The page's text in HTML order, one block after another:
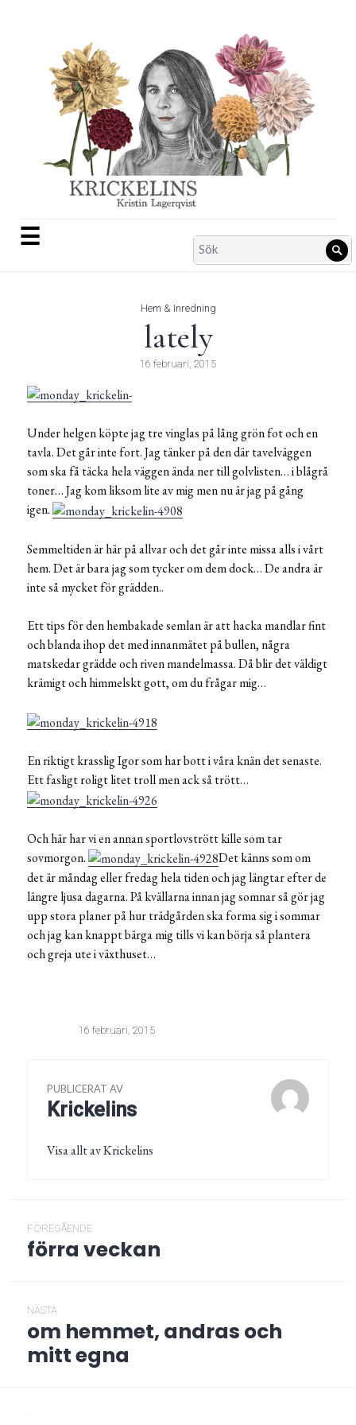
☰
Search
for:
Hem & Inredning
lately
16 februari, 2015
Under helgen köpte jag tre vinglas på lång grön fot och en
tavla. Det går inte fort. Jag tänker på den där tavelväggen
som ska få täcka hela väggen ända ner till golvlisten… i blågrå
toner… Jag kom liksom lite av mig men nu är jag på gång
igen.
Semmeltiden är här på allvar och det går inte missa alls i vårt
hem. Det är bara jag som tycker om dem dock… De andra är
inte så mycket för grädden..
Ett tips för den hembakade semlan är att hacka mandlar fint
och blanda ihop det med innanmätet på bullen, några
matskedar grädde och riven mandelmassa. Då blir det väldigt
krämigt och himmelskt gott, om du frågar mig…
En riktigt krasslig Igor som har bott i våra knän det senaste.
Ett fasligt roligt litet troll men ack så trött…
Och här har vi en annan sportlovstrött kille som tar
sovmorgon.
Det känns som om
det är måndag eller fredag hela tiden och jag längtar efter de
längre ljusa dagarna. På kvällarna innan jag somnar så gör jag
upp stora planer på hur trädgården ska forma sig i sommar
och jag kan knappt bärga mig tills vi kan börja så plantera
och greja ute i växthuset…
16 februari, 2015
PUBLICERAT AV
Krickelins
Visa allt av Krickelins
FÖREGÅENDE
Föregående
förra veckan
NÄSTA
Nästa
post:
om hemmet, andras och
mitt egna